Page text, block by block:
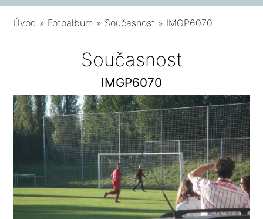
Úvod » Fotoalbum » Současnost » IMGP6070
Současnost
IMGP6070